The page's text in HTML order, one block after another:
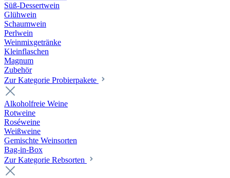
Süß-Dessertwein
Glühwein
Schaumwein
Perlwein
Weinmixgetränke
Kleinflaschen
Magnum
Zubehör
Zur Kategorie Probierpakete
Alkoholfreie Weine
Rotweine
Roséweine
Weißweine
Gemischte Weinsorten
Bag-in-Box
Zur Kategorie Rebsorten